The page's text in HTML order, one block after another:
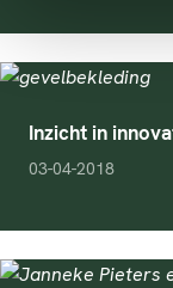
Inzicht in
pubDate
03-04-2018